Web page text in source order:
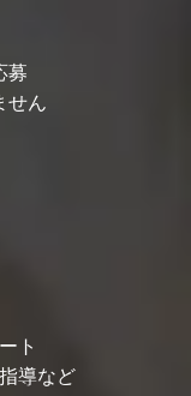
ト業務お
蒙と浸透
貢献：
どうユー
す。
調査の
Looker
指せま
スのUI
ズにお
の没入調
法と領域
募
せん
ト
導など